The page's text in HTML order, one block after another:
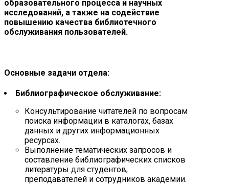
образовательного процесса и научных
исследований, а также на содействие
повышению качества библиотечного
обслуживания пользователей.
Основные задачи отдела:
Библиографическое обслуживание:
Консультирование читателей по вопросам
поиска информации в каталогах, базах
данных и других информационных
ресурсах.
Выполнение тематических запросов и
составление библиографических списков
литературы для студентов,
преподавателей и сотрудников академии.